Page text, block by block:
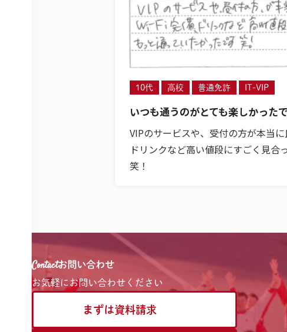
10代 高校 普通免許 IT-VIP
いつも通うのがとても楽しかった
VIPのサービスや、受付の方が本当
ドリンクなど高い値段にすごく見合
笑！
Contactお問い合わせ
お気軽に お問い合わせください
まずは資料請求